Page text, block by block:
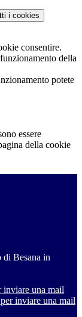
i cookies
consentire.
della
potete
essere
della cookie
Besana in
inviare una mail
inviare una mail